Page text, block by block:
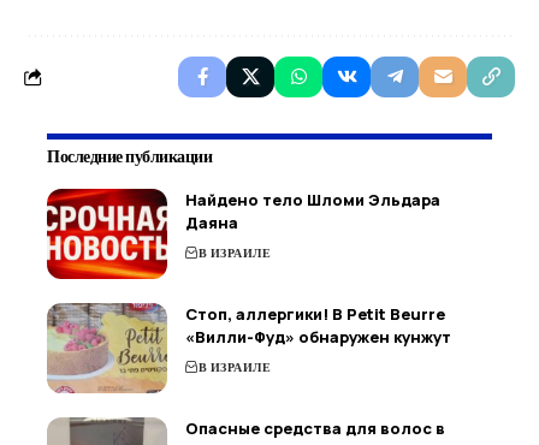
Последние публикации
Найдено тело Шломи Эльдара
Даяна
В ИЗРАИЛЕ
Стоп, аллергики! В Petit Beurre
«Вилли-Фуд» обнаружен кунжут
В ИЗРАИЛЕ
Опасные средства для волос в